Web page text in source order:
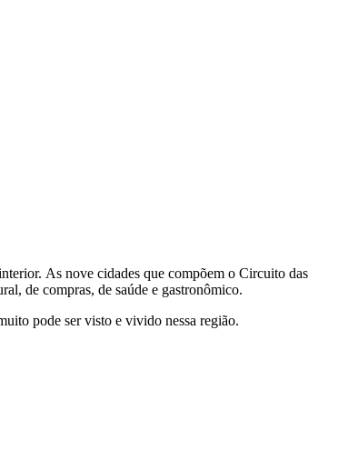
As nove cidades que compõem o Circuito das
de compras, de saúde e gastronômico.
pode ser visto e vivido nessa região.